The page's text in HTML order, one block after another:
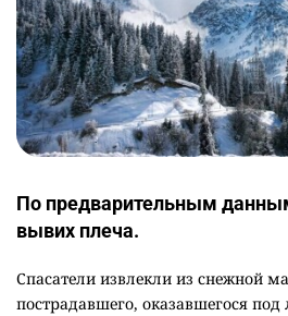
По предварительным
вывих плеча.
Спасатели извлекли из снежной
пострадавшего, оказавшегося